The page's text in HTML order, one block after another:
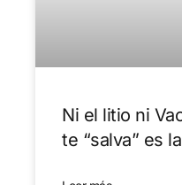
Ni el litio ni
te “salva” es